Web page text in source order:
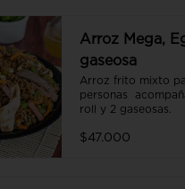
Arroz Mega, Eggroll y
gaseosa
Arroz frito mixto
personas
roll y 2 gaseosas.
$47.000